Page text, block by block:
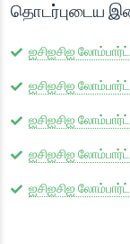
தொடர்புடைய
ஐசிஐசிஐ லோம்பார்ட்
ஐசிஐசிஐ
ஐசிஐசிஐ
ஐசிஐசிஐ
ஐசிஐசிஐ லோம்பார்ட்